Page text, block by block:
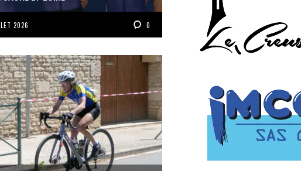
2026 0